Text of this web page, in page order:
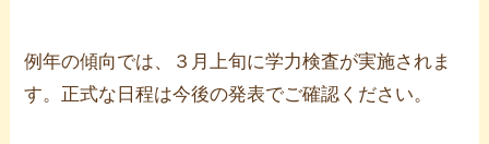
例年の傾向では、３月上旬に学力検査が実施されま
す。正式な日程は今後の発表でご確認ください。